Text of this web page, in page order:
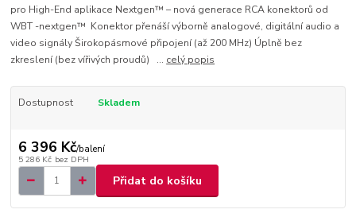
pro High-End aplikace Nextgen™ – nová generace RCA konektorů od
WBT -nextgen™ Konektor přenáší výborně analogové, digitální audio a
video signály Širokopásmové připojení (až 200 MHz) Úplně bez
zkreslení (bez vířivých proudů) ... celý popis
Dostupnost Skladem
6 396 Kč/balení
5 286 Kč bez DPH
Přidat do košíku